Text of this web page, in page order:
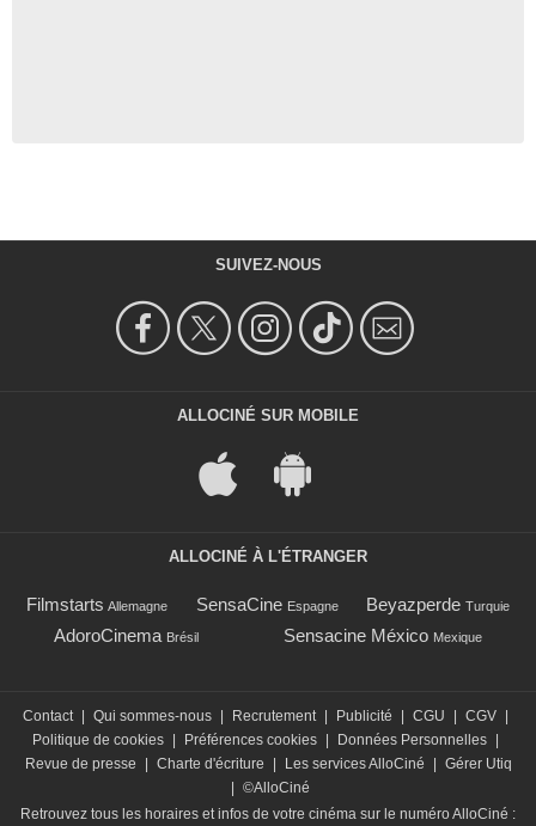
SUIVEZ-NOUS
ALLOCINÉ SUR MOBILE
ALLOCINÉ À L'ÉTRANGER
Filmstarts Allemagne SensaCine Espagne Beyazperde Turquie
AdoroCinema Brésil Sensacine México Mexique
Contact Qui sommes-nous Recrutement Publicité CGU CGV
Politique de cookies
Préférences cookies Données Personnelles
Revue de presse
Charte d'écriture Les services AlloCiné
Gérer Utiq
©AlloCiné
Retrouvez tous les horaires et infos de votre cinéma sur le numéro AlloCiné :